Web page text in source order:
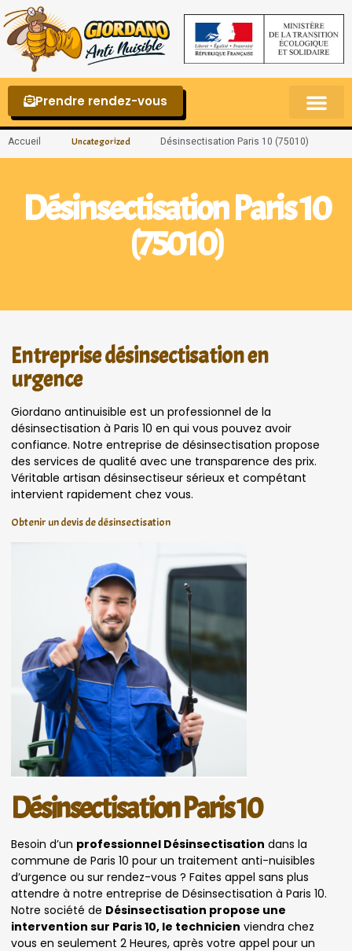
Prendre rendez-vous
Accueil Uncategorized Désinsectisation Paris 10 (75010)
Désinsectisation Paris 10
(75010)
Entreprise désinsectisation en
urgence
Giordano antinuisible est un professionnel de la
désinsectisation à Paris 10 en qui vous pouvez avoir
confiance. Notre entreprise de désinsectisation propose
des services de qualité avec une transparence des prix.
Véritable artisan désinsectiseur sérieux et compétant
intervient rapidement chez vous.
Obtenir un devis de désinsectisation
Désinsectisation Paris 10
Besoin d’un professionnel Désinsectisation dans la
commune de Paris 10 pour un traitement anti-nuisibles
d’urgence ou sur rendez-vous ? Faites appel sans plus
attendre à notre entreprise de Désinsectisation à Paris 10.
Notre société de Désinsectisation propose une
intervention sur Paris 10, le technicien viendra chez
vous en seulement 2 Heures, après votre appel pour un